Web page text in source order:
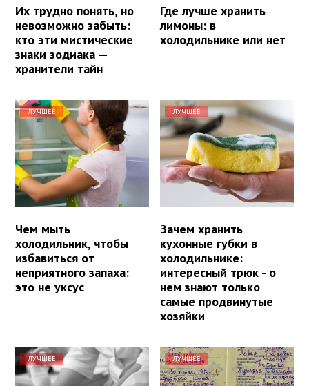
Их трудно понять, но
невозможно забыть:
кто эти мистические
знаки зодиака —
хранители тайн
Где лучше хранить
лимоны: в
холодильнике или нет
ЛУЧШЕЕ
Чем мыть
холодильник, чтобы
избавиться от
неприятного запаха:
это не уксус
ЛУЧШЕЕ
Зачем хранить
кухонные губки в
холодильнике:
интересный трюк - о
нем знают только
самые продвинутые
хозяйки
ЛУЧШЕЕ ЛУЧШЕЕ